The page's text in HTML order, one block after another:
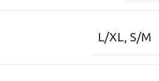
L/XL, S/M